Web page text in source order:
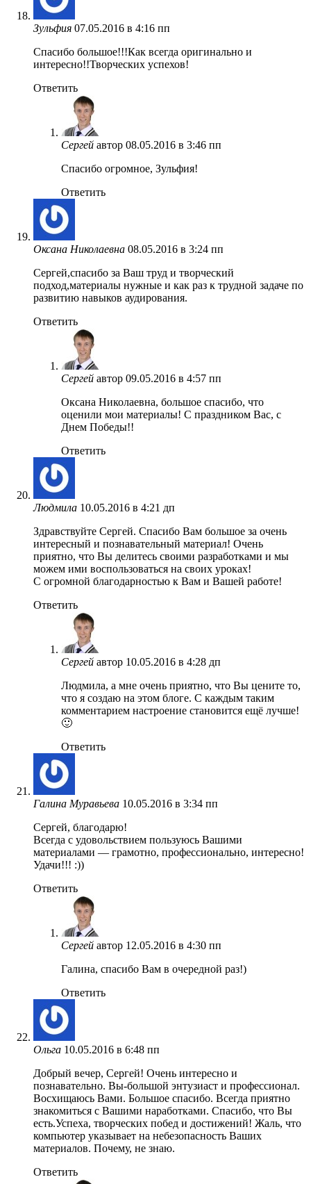
Зульфия 07.05.2016 в 4:16 пп
Спасибо большое!!!Как всегда оригинально и
интересно!!Творческих успехов!
Ответить
Сергей автор 08.05.2016 в 3:46 пп
Спасибо огромное, Зульфия!
Ответить
Оксана Николаевна 08.05.2016 в 3:24 пп
Сергей,спасибо за Ваш труд и творческий
подход,материалы нужные и как раз к трудной задаче по
развитию навыков аудирования.
Ответить
Сергей автор 09.05.2016 в 4:57 пп
Оксана Николаевна, большое спасибо, что
оценили мои материалы! С праздником Вас, с
Днем Победы!!
Ответить
Людмила 10.05.2016 в 4:21 дп
Здравствуйте Сергей. Спасибо Вам большое за очень
интересный и познавательный материал! Очень
приятно, что Вы делитесь своими разработками и мы
можем ими воспользоваться на своих уроках!
С огромной благодарностью к Вам и Вашей работе!
Ответить
Сергей автор 10.05.2016 в 4:28 дп
Людмила, а мне очень приятно, что Вы цените то,
что я создаю на этом блоге. С каждым таким
комментарием настроение становится ещё лучше!
🙂
Ответить
Галина Муравьева 10.05.2016 в 3:34 пп
Сергей, благодарю!
Всегда с удовольствием пользуюсь Вашими
материалами — грамотно, профессионально, интересно!
Удачи!!! :))
Ответить
Сергей автор 12.05.2016 в 4:30 пп
Галина, спасибо Вам в очередной раз!)
Ответить
Ольга 10.05.2016 в 6:48 пп
Добрый вечер, Сергей! Очень интересно и
познавательно. Вы-большой энтузиаст и профессионал.
Восхищаюсь Вами. Большое спасибо. Всегда приятно
знакомиться с Вашими наработками. Спасибо, что Вы
есть.Успеха, творческих побед и достижений! Жаль, что
компьютер указывает на небезопасность Ваших
материалов. Почему, не знаю.
Ответить